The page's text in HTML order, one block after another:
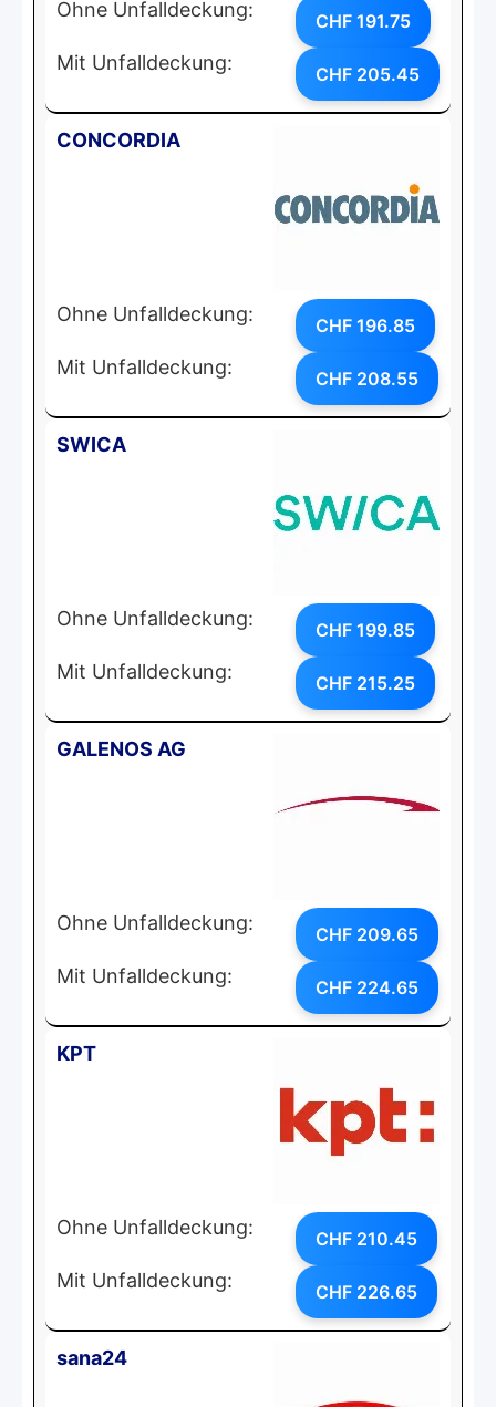
Ohne Unfalldeckung: CHF 191.75
Mit Unfalldeckung: CHF 205.45
CONCORDIA
Ohne Unfalldeckung: CHF 196.85
Mit Unfalldeckung: CHF 208.55
SWICA
Ohne Unfalldeckung: CHF 199.85
Mit Unfalldeckung: CHF 215.25
GALENOS AG
Ohne Unfalldeckung: CHF 209.65
Mit Unfalldeckung: CHF 224.65
KPT
Ohne Unfalldeckung: CHF 210.45
Mit Unfalldeckung: CHF 226.65
sana24